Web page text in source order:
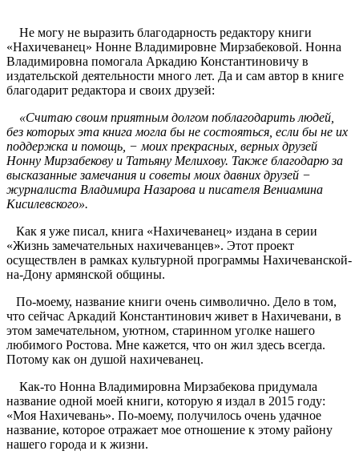
Не могу не выразить благодарность редактору книги
«Нахичеванец» Нонне Владимировне Мирзабековой. Нонна
Владимировна помогала Аркадию Константиновичу в
издательской деятельности много лет. Да и сам автор в книге
благодарит редактора и своих друзей:
«Считаю своим приятным долгом поблагодарить людей,
без которых эта книга могла бы не состояться, если бы не их
поддержка и помощь, − моих прекрасных, верных друзей
Нонну Мирзабекову и Татьяну Мелихову. Также благодарю за
высказанные замечания и советы моих давних друзей −
журналиста Владимира Назарова и писателя Вениамина
Кисилевского».
Как я уже писал, книга «Нахичеванец» издана в серии
«Жизнь замечательных нахичеванцев». Этот проект
осуществлен в рамках культурной программы Нахичеванской-
на-Дону армянской общины.
По-моему, название книги очень символично. Дело в том,
что сейчас Аркадий Константинович живет в Нахичевани, в
этом замечательном, уютном, старинном уголке нашего
любимого Ростова. Мне кажется, что он жил здесь всегда.
Потому как он душой нахичеванец.
Как-то Нонна Владимировна Мирзабекова придумала
название одной моей книги, которую я издал в 2015 году:
«Моя Нахичевань». По-моему, получилось очень удачное
название, которое отражает мое отношение к этому району
нашего города и к жизни.